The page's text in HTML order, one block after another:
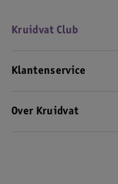
Kruidvat Club
Klantenservice
Over Kruidvat